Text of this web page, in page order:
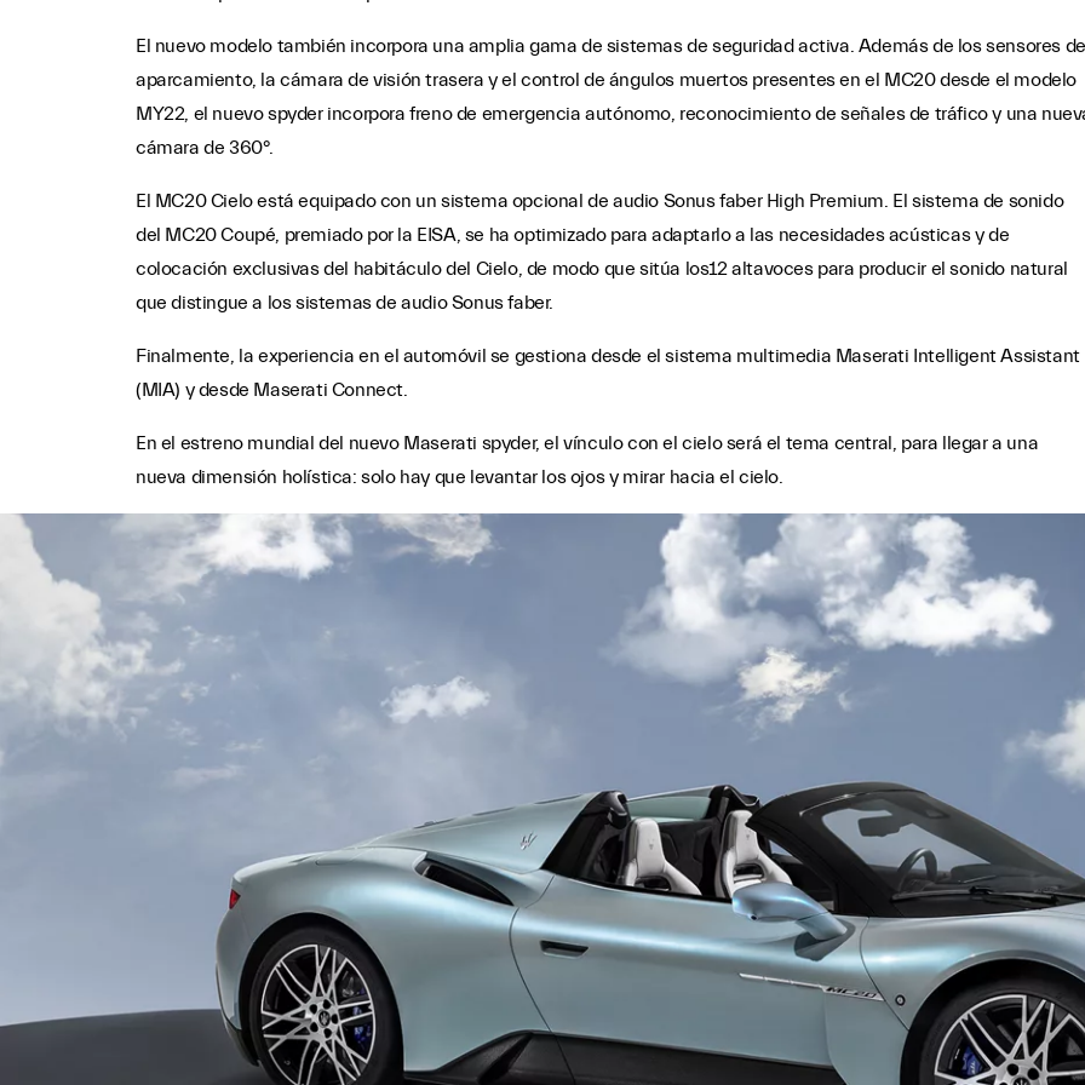
El nuevo modelo también incorpora una amplia gama de sistemas de seguridad activa. Además de los sensores de
aparcamiento, la cámara de visión trasera y el control de ángulos muertos presentes en el MC20 desde el modelo
MY22, el nuevo spyder incorpora freno de emergencia autónomo, reconocimiento de señales de tráfico y una
cámara de 360°.
El MC20 Cielo está equipado con un sistema opcional de audio Sonus faber High Premium. El sistema de sonido
del MC20 Coupé, premiado por la EISA, se ha optimizado para adaptarlo a las necesidades acústicas y de
colocación exclusivas del habitáculo del Cielo, de modo que sitúa los12 altavoces para producir el sonido natural
que distingue a los sistemas de audio Sonus faber.
Finalmente, la experiencia en el automóvil se gestiona desde el sistema multimedia Maserati Intelligent Assistant
(MIA) y desde Maserati Connect.
En el estreno mundial del nuevo Maserati spyder, el vínculo con el cielo será el tema central, para llegar a una
nueva dimensión holística: solo hay que levantar los ojos y mirar hacia el cielo.